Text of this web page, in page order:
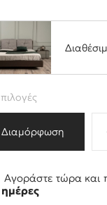
Διαμόρφωση
Αγοράστε τώρα και
ημέρες